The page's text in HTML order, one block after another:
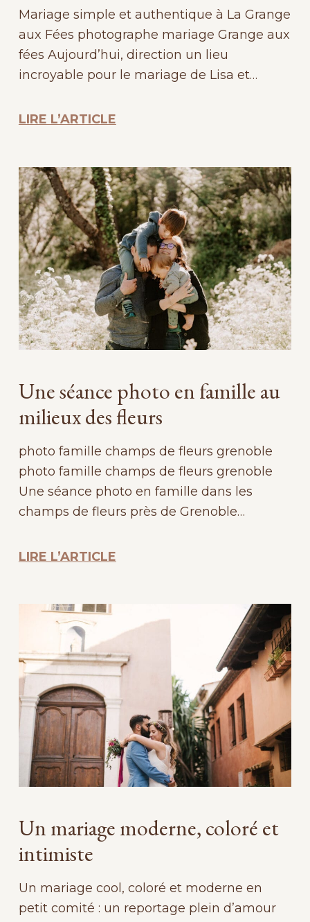
Mariage simple et authentique à La Grange
aux Fées photographe mariage Grange aux
fées Aujourd’hui, direction un lieu
incroyable pour le mariage de Lisa et…
LIRE L’ARTICLE
Une séance photo en famille au
milieux des fleurs
photo famille champs de fleurs grenoble
photo famille champs de fleurs grenoble
Une séance photo en famille dans les
champs de fleurs près de Grenoble…
LIRE L’ARTICLE
Un mariage moderne, coloré et
intimiste
Un mariage cool, coloré et moderne en
petit comité : un reportage plein d’amour